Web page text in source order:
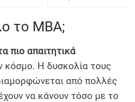
το MBA;
πιο απαιτητικά
κόσμο. Η δυσκολία τους
από πολλές
να κάνουν τόσο με το